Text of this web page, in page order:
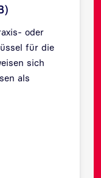
oder
für die
sich
als